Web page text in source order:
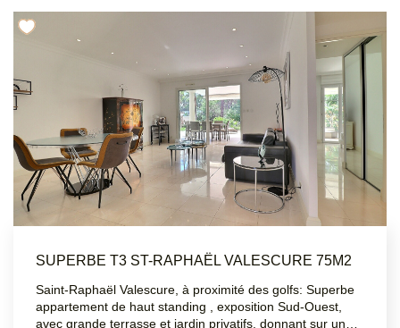
IMMOBILIER Tel: 04 94 83 19 96 Bernard Loques:
SUPERBE T3 ST-RAPHAËL VALESCURE 75M2
Saint-Raphaël Valescure, à proximité des golfs: Superbe
appartement de haut standing , exposition Sud-Ouest,
avec grande terrasse et jardin privatifs, donnant sur une